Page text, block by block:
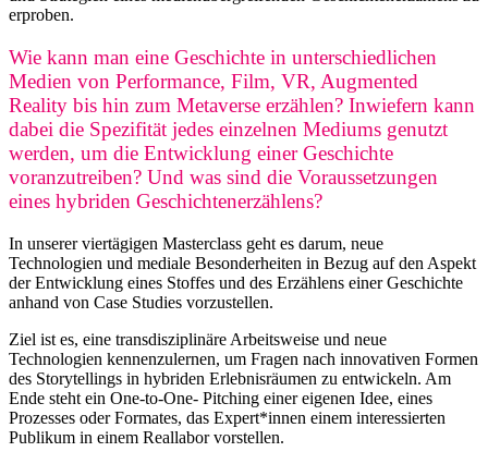
erproben.
Wie kann man eine Geschichte in unterschiedlichen
Medien von Performance, Film, VR, Augmented
Reality bis hin zum Metaverse erzählen? Inwiefern kann
dabei die Spezifität jedes einzelnen Mediums genutzt
werden, um die Entwicklung einer Geschichte
voranzutreiben? Und was sind die Voraussetzungen
eines hybriden Geschichtenerzählens?
In unserer viertägigen Masterclass geht es darum, neue
Technologien und mediale Besonderheiten in Bezug auf den Aspekt
der Entwicklung eines Stoffes und des Erzählens einer Geschichte
anhand von Case Studies vorzustellen.
Ziel ist es, eine transdisziplinäre Arbeitsweise und neue
Technologien kennenzulernen, um Fragen nach innovativen Formen
des Storytellings in hybriden Erlebnisräumen zu entwickeln. Am
Ende steht ein One-to-One- Pitching einer eigenen Idee, eines
Prozesses oder Formates, das Expert*innen einem interessierten
Publikum in einem Reallabor vorstellen.